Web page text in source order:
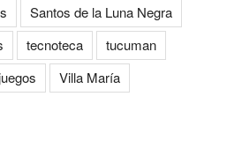
Santos de la Luna Negra
tecnoteca
tucuman
Villa María